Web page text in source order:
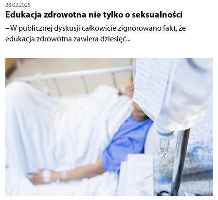
28.02.2025
Edukacja zdrowotna nie tylko o seksualności
– W publicznej dyskusji całkowicie zignorowano fakt, że
edukacja zdrowotna zawiera dziesięć...